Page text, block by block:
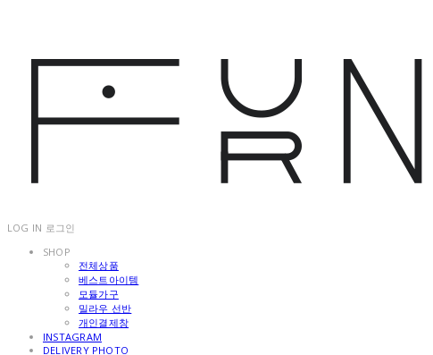
LOG IN 로그인
SHOP
전체상품
베스트아이템
모듈가구
밀라우 선반
개인결제창
INSTAGRAM
DELIVERY PHOTO